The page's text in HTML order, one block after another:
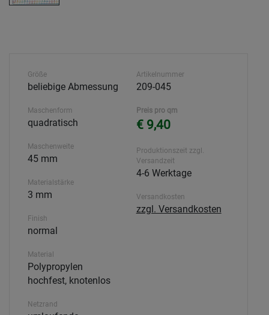
Größe
beliebige Abmessung
Maschenform
quadratisch
Maschenweite
45 mm
Materialstärke
3 mm
Finish
normal
Material
Polypropylen
hochfest, knotenlos
Netzrand
Artikelnummer
209-045
Preis pro qm
€ 9,40
Produktionszeit zzgl.
Versandzeit
4-6 Werktage
Versandkosten
zzgl. Versandkosten